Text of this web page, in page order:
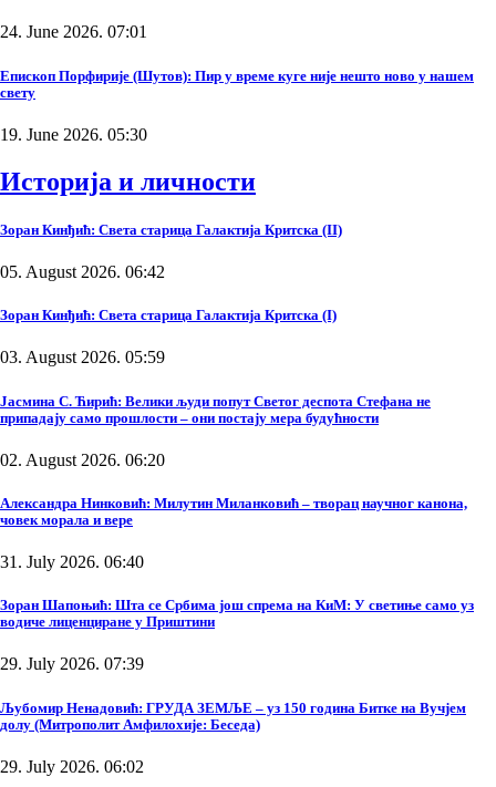
24. June 2026. 07:01
Епископ Порфирије (Шутов): Пир у време куге није нешто ново у нашем
свету
19. June 2026. 05:30
Историја и личности
Зоран Кинђић: Света старица Галактија Критска (II)
05. August 2026. 06:42
Зоран Кинђић: Света старица Галактија Критска (I)
03. August 2026. 05:59
Јасмина С. Ћирић: Велики људи попут Светог деспота Стефана не
припадају само прошлости – они постају мера будућности
02. August 2026. 06:20
Александра Нинковић: Милутин Миланковић – творац научног канона,
човек морала и вере
31. July 2026. 06:40
Зоран Шапоњић: Шта се Србима још спрема на КиМ: У светиње само уз
водиче лиценциране у Приштини
29. July 2026. 07:39
Љубомир Ненадовић: ГРУДА ЗЕМЉЕ – уз 150 година Битке на Вучјем
долу (Митрополит Амфилохије: Беседа)
29. July 2026. 06:02